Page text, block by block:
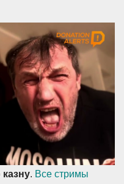
. Все стримы